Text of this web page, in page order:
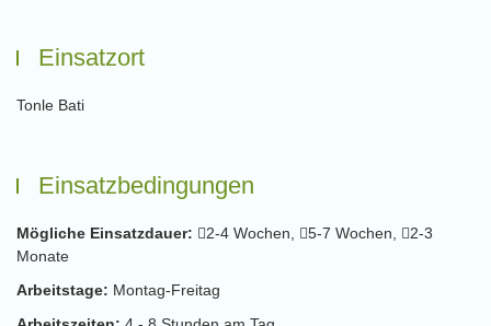
Einsatzort
Tonle Bati
Einsatzbedingungen
Mögliche Einsatzdauer: 2-4 Wochen, 5-7 Wochen,
2-3
Monate
Arbeitstage: Montag-Freitag